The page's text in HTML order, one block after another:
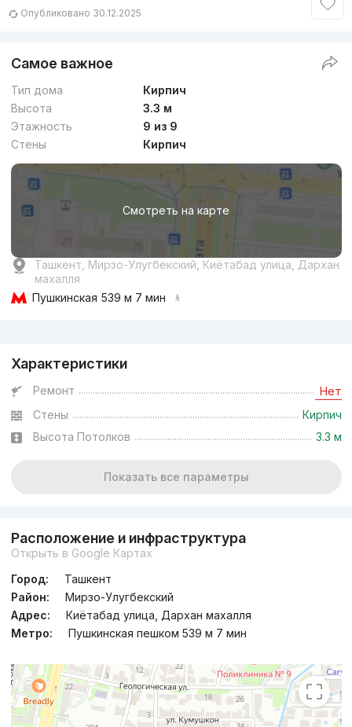
Опубликовано 30.12.2025
Самое важное
Тип дома
Кирпич
Высота
3.3 м
Этажность
9 из 9
Стены
Кирпич
Смотреть на карте
Ташкент, Мирзо-Улугбекский, Киётабад улица, Дархан
махалля
Пушкинская 539 м 7 мин
Характеристики
Ремонт Нет
Стены
Кирпич
Высота Потолков
3.3 м
Показать все параметры
Расположение и инфраструктура
Открыть в Google Картах
Город:
Ташкент
Район:
Мирзо-Улугбекский
Адрес:
Киётабад улица, Дархан махалля
Метро:
Пушкинская пешком 539 м 7 мин